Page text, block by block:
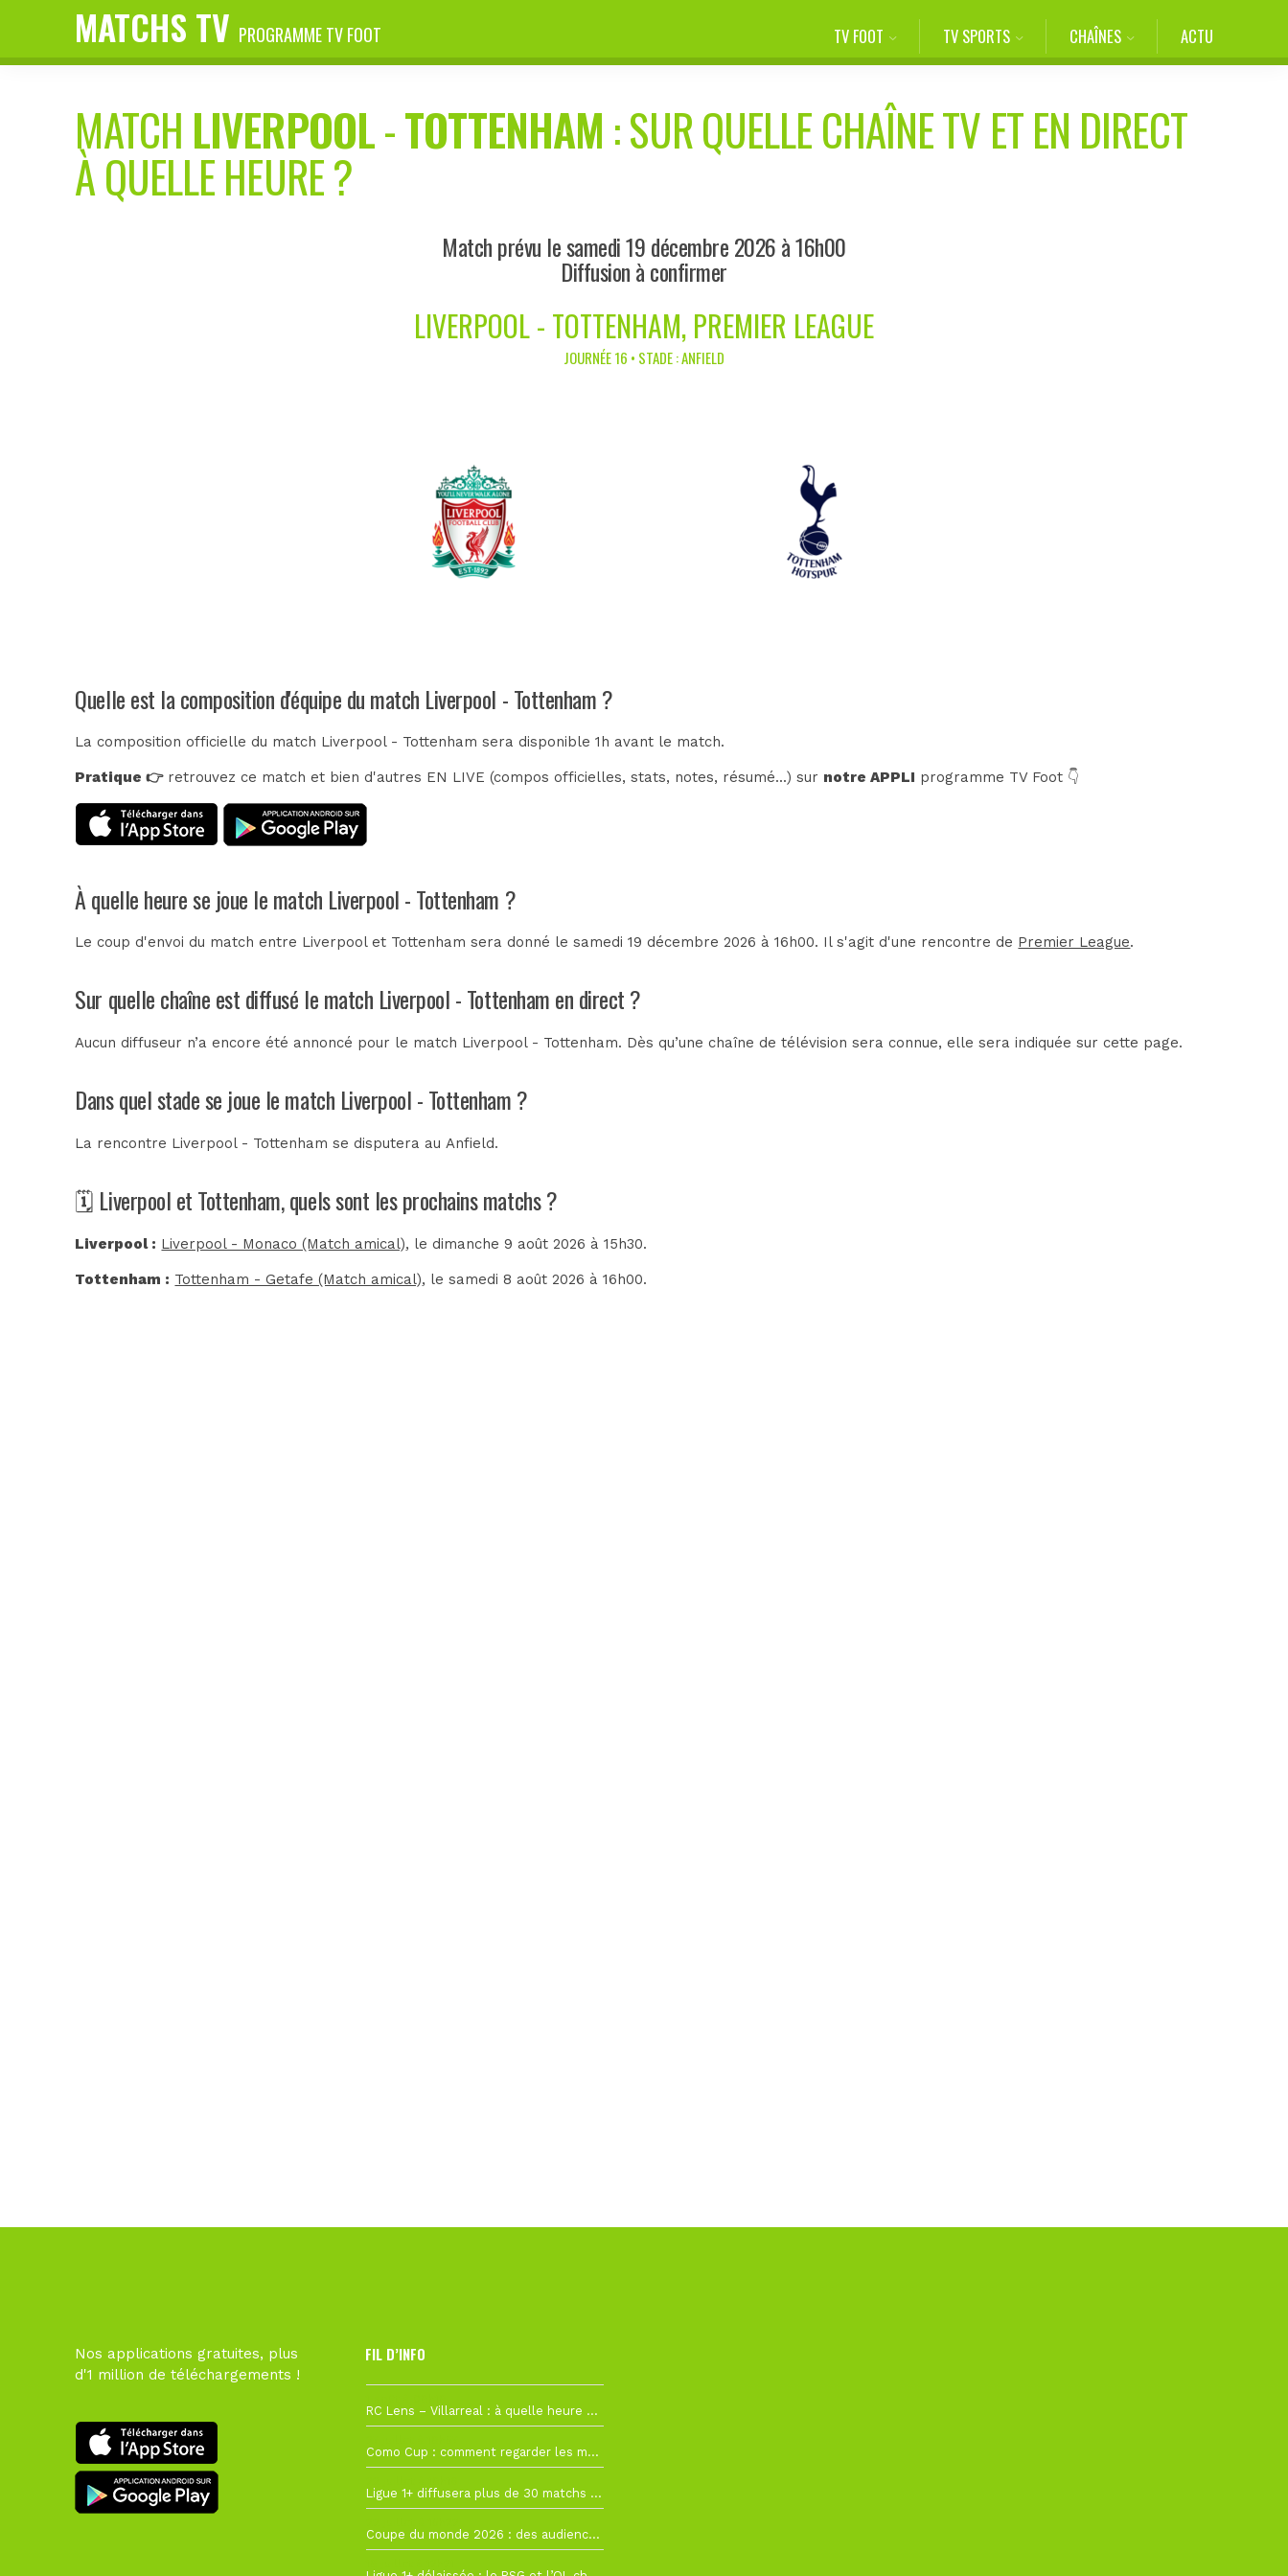
MATCHS TV PROGRAMME TV FOOT TV FOOT TV SPORTS CHAÎNES ACTU
MATCH LIVERPOOL-TOTTENHAM : SUR QUELLE CHAÎNE TV ET EN DIRECT
À QUELLE HEURE ?
Match prévu le samedi 19 décembre 2026 à 16h00
Diffusion à confirmer
LIVERPOOL - TOTTENHAM, PREMIER LEAGUE
JOURNÉE 16 • STADE : ANFIELD
Quelle est la composition d'équipe du match Liverpool - Tottenham ?
La composition officielle du match Liverpool - Tottenham sera disponible 1h avant le match.
Pratique 👉retrouvez ce match et bien d'autres EN LIVE (compos officielles, stats, notes, résumé...) sur notre APPLI programme TV Foot 👇
À quelle heure se joue le match Liverpool - Tottenham ?
Le coup d'envoi du match entre Liverpool et Tottenham sera donné le samedi 19 décembre 2026 à 16h00. Il s'agit d'une rencontre de Premier League.
Sur quelle chaîne est diffusé le match Liverpool - Tottenham en direct ?
Aucun diffuseur n’a encore été annoncé pour le match Liverpool - Tottenham. Dès qu’une chaîne de télévision sera connue, elle sera indiquée sur cette page.
Dans quel stade se joue le match Liverpool - Tottenham ?
La rencontre Liverpool - Tottenham se disputera auAnfield.
🗓️ Liverpool et Tottenham, quels sont les prochains matchs ?
Liverpool : Liverpool - Monaco (Match amical), le dimanche 9 août 2026 à 15h30.
Tottenham : Tottenham - Getafe (Match amical), le samedi 8 août 2026 à 16h00.
Nos applications gratuites, plus
d'1 million de téléchargements !
FIL D’INFO
RC Lens – Villarreal : à quelle heure et sur quelle chaîne voir la finale de la Como Cup ?
Como Cup : comment regarder les matchs du RC Lens en direct ?
Ligue 1+ diffusera plus de 30 matchs amicaux avant la reprise de la Ligue 1
Coupe du monde 2026 : des audiences record, mais M6 devrait perdre très gros !